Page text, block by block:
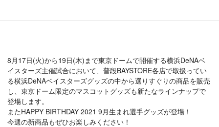
8月17日(火)から19日(木)まで東京ドームで開催する横浜DeNAベ
イスターズ主催試合において、普段BAYSTORE各店で取扱ってい
る横浜DeNAベイスターズグッズの中から選りすぐりの商品を販売
し、東京ドーム限定のマスコットグッズも新たなラインナップで
登場します。
またHAPPY BIRTHDAY 2021 9月生まれ選手グッズが登場！
今週の新商品もぜひお楽しみください！